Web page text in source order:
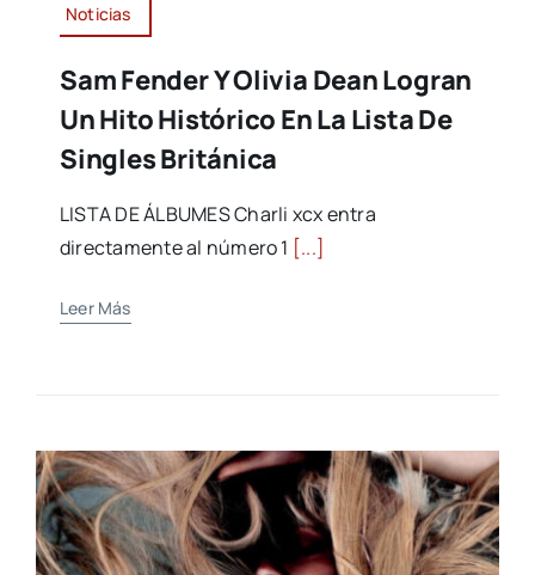
Noticias
Sam Fender Y Olivia Dean Logran
Un Hito Histórico En La Lista De
Singles Británica
LISTA DE ÁLBUMES Charli xcx entra
directamente al número 1 [...]
Leer Más